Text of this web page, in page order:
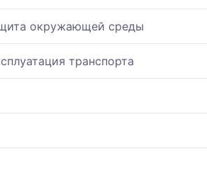
окружающей среды
транспорта